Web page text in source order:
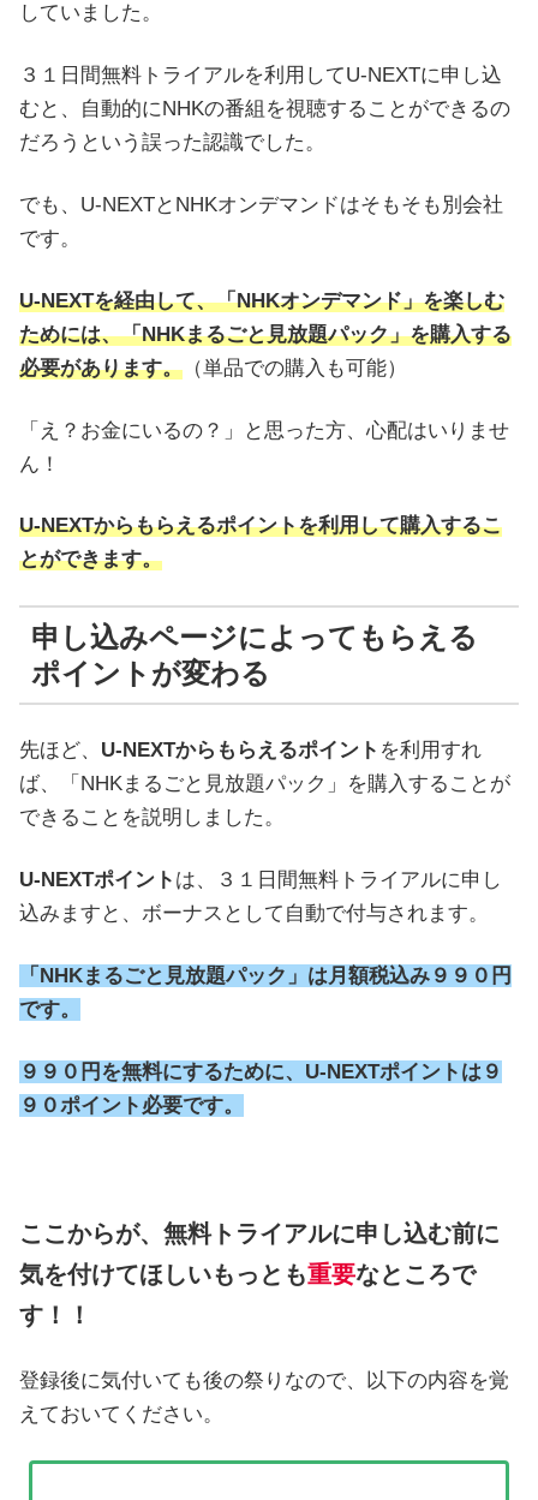
していました。
３１日間無料トライアルを利用してU-NEXTに申し込
むと、自動的にNHKの番組を視聴することができるの
だろうという誤った認識でした。
でも、U-NEXTとNHKオンデマンドはそもそも別会社
です。
U-NEXTを経由して、「NHKオンデマンド」を楽しむ
ためには、「NHKまるごと見放題パック」を購入する
必要があります。 （単品での購入も可能）
「え？お金にいるの？」と思った方、心配はいりませ
ん！
U-NEXTからもらえるポイントを利用して購入するこ
とができます。
申し込みページによってもらえる
ポイントが変わる
先ほど、 U-NEXTからもらえるポイント を利用すれ
ば、「NHKまるごと見放題パック」を購入することが
できることを説明しました。
U-NEXTポイント は、３１日間無料トライアルに申し
込みますと、ボーナスとして自動で付与されます。
「NHKまるごと見放題パック」は月額税込み９９０円
です。
９９０円を無料にするために、U-NEXTポイントは９
９０ポイント必要です。
ここからが、無料トライアルに申し込む前に
気を付けてほしいもっとも重要なところで
す！！
登録後に気付いても後の祭りなので、以下の内容を覚
えておいてください。